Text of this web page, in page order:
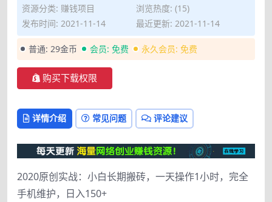
资源分类: 赚钱项目
浏览热度: (15)
发布时间: 2021-11-14
最近更新: 2021-11-14
普通: 29金币 会员: 免费 永久会员: 免费
购买下载权限
详情介绍 常见问题 评论建议
2020原创实战：小白长期搬砖，一天操作1小时，完全
手机维护，日入150+